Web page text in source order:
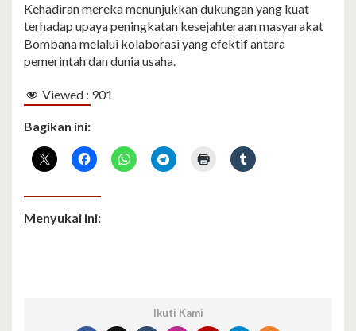
Kehadiran mereka menunjukkan dukungan yang kuat
terhadap upaya peningkatan kesejahteraan masyarakat
Bombana melalui kolaborasi yang efektif antara
pemerintah dan dunia usaha.
Viewed : 901
Bagikan ini:
Menyukai ini:
Ikuti Kami